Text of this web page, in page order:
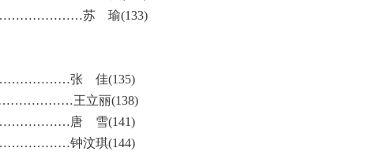
苏 瑜(133)
张 佳(135)
王立丽(138)
唐 雪(141)
钟汶琪(144)